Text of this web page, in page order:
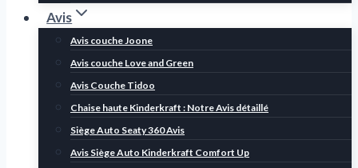
Avis
Avis couche Joone
Avis couche Love and Green
Avis Couche Tidoo
Chaise haute Kinderkraft : Notre Avis détaillé
Siège Auto Seaty 360 Avis
Avis Siège Auto Kinderkraft Comfort Up